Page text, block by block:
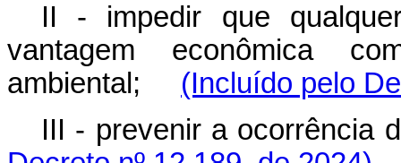
II - impedir que
vantagem econômica
ambiental; (Incluído pelo
III - prevenir a